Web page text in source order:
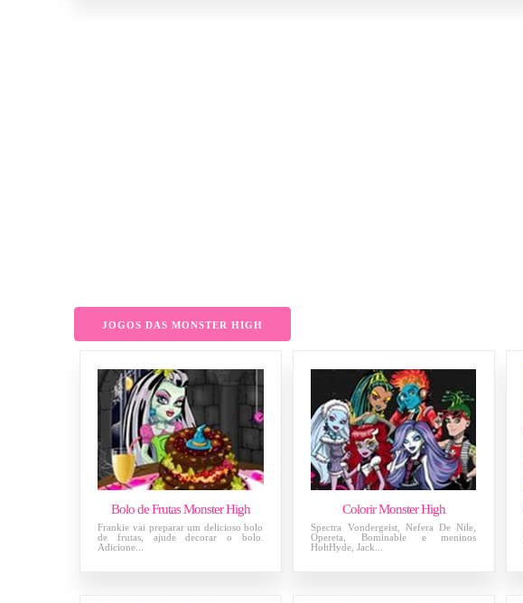
JOGOS DAS MONSTER HIGH
Bolo de Frutas Monster High
Frankie vai preparar um delicioso bolo
de frutas, ajude decorar o bolo.
Adicione...
Colorir Monster High
Spectra Vondergeist, Nefera De Nile,
Opereta, Bominable e meninos
HoltHyde, Jack...